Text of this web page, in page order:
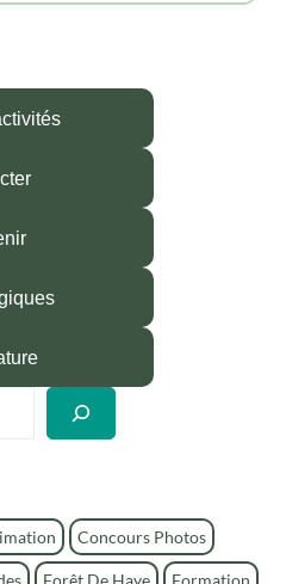
Concours Photos
Forêt De Haye Formation